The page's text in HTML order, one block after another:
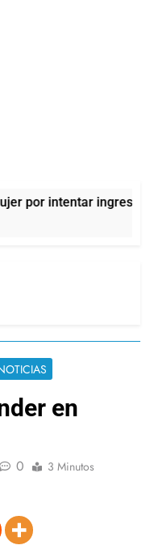
por intentar ingresar
en
0 3 Minutos